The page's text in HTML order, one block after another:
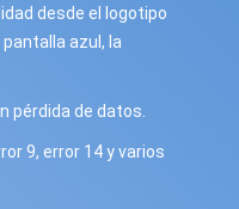
desde el logotipo
azul, la
pérdida de datos.
9, error 14 y varios